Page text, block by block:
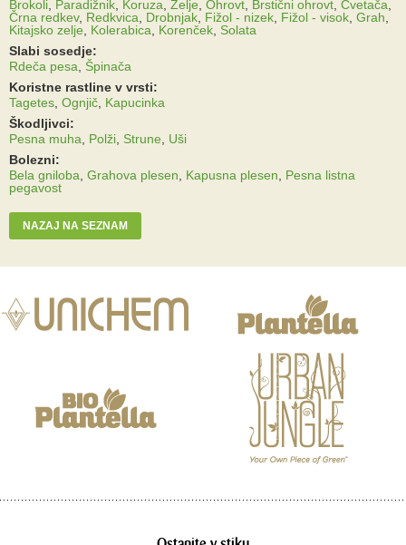
Brokoli Paradižnik Koruza Zelje Ohrovt Brstični ohrovt Cvetača
Črna redkev, Redkvica Drobnjak Fižol - nizek Fižol - visok Grah
Kitajsko zelje
Kolerabica Korenček Solata
Slabi sosedje:
Rdeča pesa
Špinača
Koristne rastline v vrsti:
Tagetes Ognjič Kapucinka
Škodljivci:
Pesna muha
Polži Strune
Uši
Bolezni:
Bela gniloba Grahova plesen Kapusna plesen
Pesna listna
pegavost
NAZAJ NA SEZNAM